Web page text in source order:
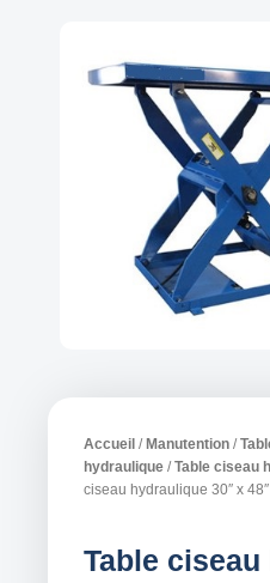
Accueil / Manutention /
hydraulique /Table ciseau
ciseau hydraulique 30″ x
Table